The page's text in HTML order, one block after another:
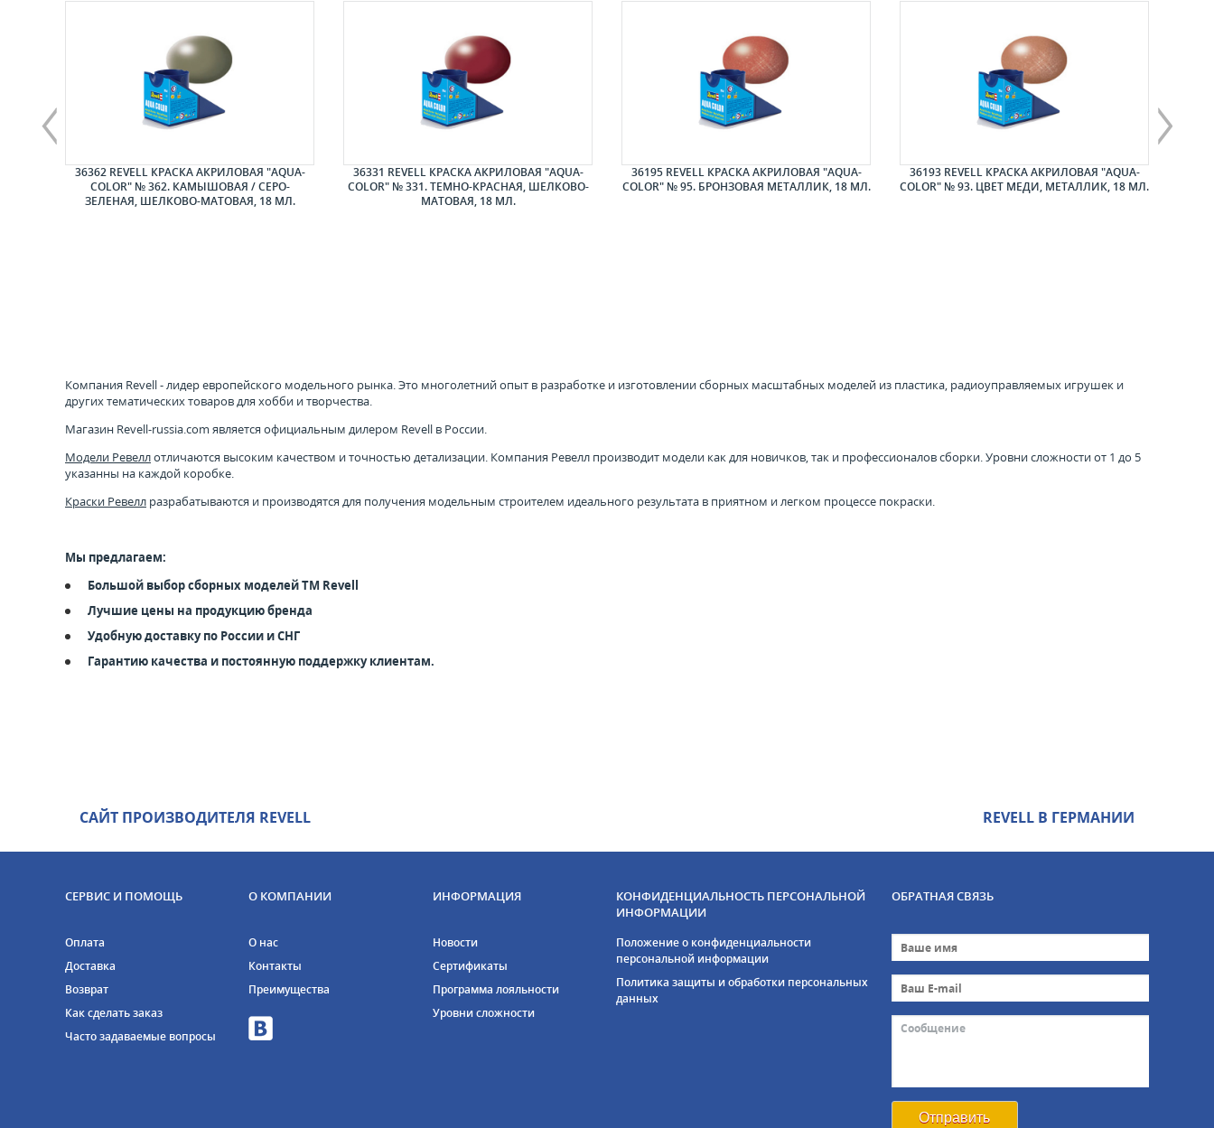
36362 REVELL КРАСКА АКРИЛОВАЯ "AQUA-
COLOR" № 362. КАМЫШОВАЯ / СЕРО-
ЗЕЛЕНАЯ, ШЕЛКОВО-МАТОВАЯ, 18 МЛ.
36331 REVELL КРАСКА АКРИЛОВАЯ "AQUA-
COLOR" № 331. ТЕМНО-КРАСНАЯ, ШЕЛКОВО-
МАТОВАЯ, 18 МЛ.
36195 REVELL КРАСКА АКРИЛОВАЯ "AQUA-
COLOR" № 95. БРОНЗОВАЯ МЕТАЛЛИК, 18 МЛ.
36193 REVELL КРАСКА АКРИЛОВАЯ "AQUA-
COLOR" № 93. ЦВЕТ МЕДИ, МЕТАЛЛИК, 18 МЛ.
Компания Revell - лидер европейского модельного рынка. Это многолетний опыт в разработке и изготовлении сборных масштабных моделей из пластика, радиоуправляемых игрушек и
других тематических товаров для хобби и творчества.
Магазин Revell-russia.com является официальным дилером Revell в России.
Модели Ревеллотличаются высоким качеством и точностью детализации. Компания Ревелл производит модели как для новичков, так и профессионалов сборки. Уровни сложности от 1 до 5
указанны на каждой коробке.
Краски Ревелл разрабатываются и производятся для получения модельным строителем идеального результата в приятном и легком процессе покраски.
Мы предлагаем:
Большой выбор сборных моделей ТМ Revell
Лучшие цены на продукцию бренда
Удобную доставку по России и СНГ
Гарантию качества и постоянную поддержку клиентам.
САЙТ ПРОИЗВОДИТЕЛЯ REVELL REVELL В ГЕРМАНИИ
СЕРВИС И ПОМОЩЬ
Оплата
Доставка
Возврат
Как сделать заказ
Часто задаваемые вопросы
О КОМПАНИИ
О нас
Контакты
Преимущества
ИНФОРМАЦИЯ
Новости
Сертификаты
Программа лояльности
Уровни сложности
КОНФИДЕНЦИАЛЬНОСТЬ ПЕРСОНАЛЬНОЙ
ИНФОРМАЦИИ
Положение о конфиденциальности
персональной информации
Политика защиты и обработки персональных
данных
ОБРАТНАЯ СВЯЗЬ